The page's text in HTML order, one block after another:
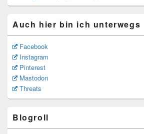
Auch hier bin ich unterwegs
Facebook
Instagram
Pinterest
Mastodon
Threats
Blogroll